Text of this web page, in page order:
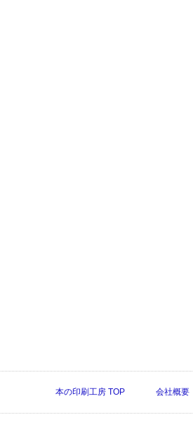
本の印刷工房 TOP 会社概要